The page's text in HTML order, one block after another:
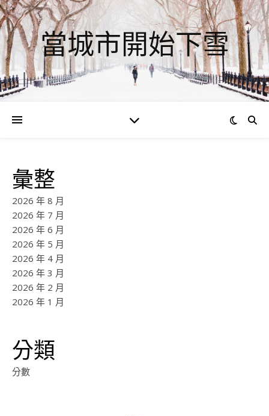
當城市開始下雪
彙整
2026 年 8 月
2026 年 7 月
2026 年 6 月
2026 年 5 月
2026 年 4 月
2026 年 3 月
2026 年 2 月
2026 年 1 月
分類
分數